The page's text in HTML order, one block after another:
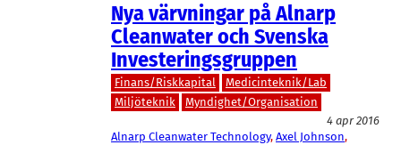
Nya värvningar på Alnarp
Cleanwater och Svenska
Investeringsgruppen
Finans/Riskkapital
Medicinteknik/Lab
Miljöteknik
Myndighet/Organisation
4 apr 2016
Alnarp Cleanwater Technology, Axel Johnson